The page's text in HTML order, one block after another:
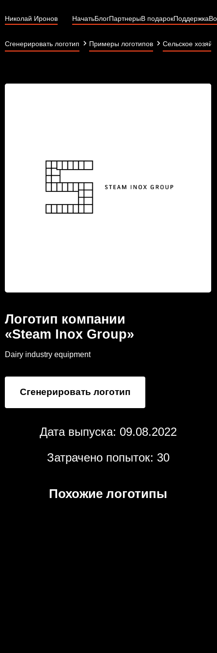
Николай Иронов НачатьБлогПартнерыВ подарокПоддержка
Сгенерировать логотип Примеры логотипов Сельское
Логотип компании
«Steam Inox Group»
Dairy industry equipment
Сгенерировать логотип
Дата выпуска: 09.08.2022
Затрачено попыток: 30
Похожие логотипы